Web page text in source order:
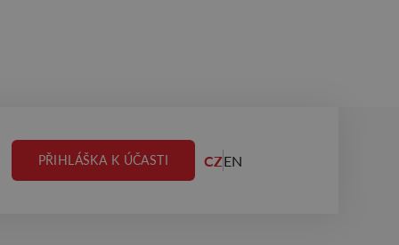
PŘIHLÁŠKA K ÚČASTI CZEN